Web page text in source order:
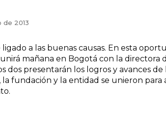
de 2013
ligado a las buenas causas. En esta
mañana en Bogotá con la directora
dos presentarán los logros y avances
la fundación y la entidad se unieron